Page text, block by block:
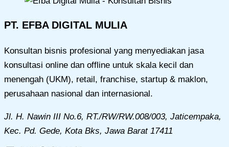
PT. EFBA DIGITAL MULIA
Konsultan bisnis profesional yang menyediakan jasa
konsultasi online dan offline untuk skala kecil dan
menengah (UKM), retail, franchise, startup & maklon,
perusahaan nasional dan internasional.
Jl. H. Nawin III No.6, RT./RW/RW.008/003, Jaticempaka,
Kec. Pd. Gede, Kota Bks, Jawa Barat 17411